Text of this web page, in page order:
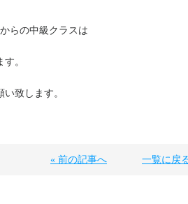
らの中級クラスは
。
致します。
« 前の記事へ 一覧に戻